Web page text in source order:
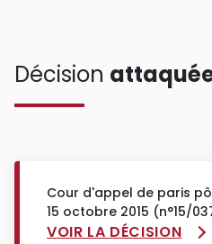
Décision
Cour d'appel de paris
15 octobre 2015 (n°15/
VOIR LA DÉCISION